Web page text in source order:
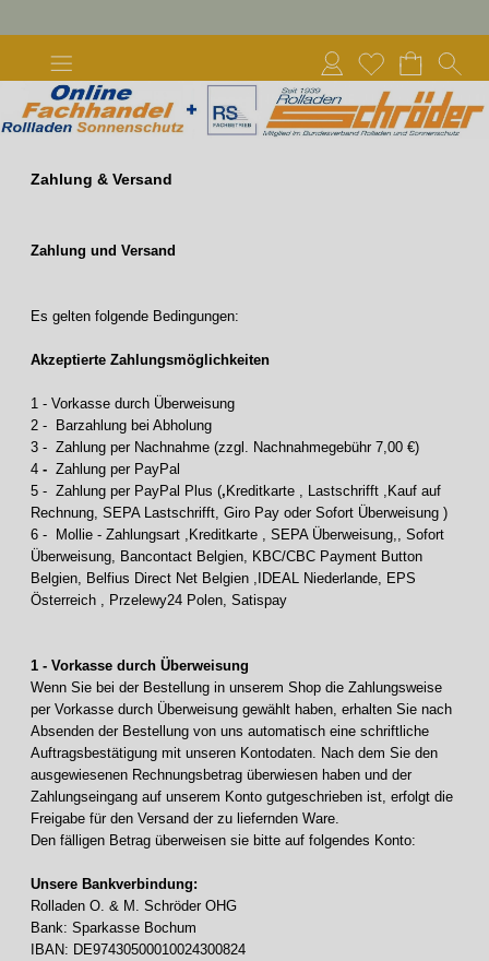
Zahlung & Versand
Zahlung und Versand
Es gelten folgende Bedingungen:
Akzeptierte Zahlungsmöglichkeiten
1 - Vorkasse durch Überweisung
2 - Barzahlung bei Abholung
3 - Zahlung per Nachnahme (zzgl. Nachnahmegebühr 7,00 €)
4 - Zahlung per PayPal
5 - Zahlung per PayPal Plus (‚ Kreditkarte , Lastschrifft ,Kauf auf
Rechnung, SEPA Lastschrifft, Giro Pay oder Sofort Überweisung )
6 - Mollie - Zahlungsart ,Kreditkarte , SEPA Überweisung,, Sofort
Überweisung, Bancontact Belgien, KBC/CBC Payment Button
Belgien, Belfius Direct Net Belgien ,IDEAL Niederlande, EPS
Österreich , Przelewy24 Polen, Satispay
1 - Vorkasse durch Überweisung
Wenn Sie bei der Bestellung in unserem Shop die Zahlungsweise
per Vorkasse durch Überweisung gewählt haben, erhalten Sie nach
Absenden der Bestellung von uns automatisch eine schriftliche
Auftragsbestätigung mit unseren Kontodaten. Nach dem Sie den
ausgewiesenen Rechnungsbetrag überwiesen haben und der
Zahlungseingang auf unserem Konto gutgeschrieben ist, erfolgt die
Freigabe für den Versand der zu liefernden Ware.
Den fälligen Betrag überweisen sie bitte auf folgendes Konto:
Unsere Bankverbindung:
Rolladen O. & M. Schröder OHG
Bank: Sparkasse Bochum
IBAN: DE97430500010024300824